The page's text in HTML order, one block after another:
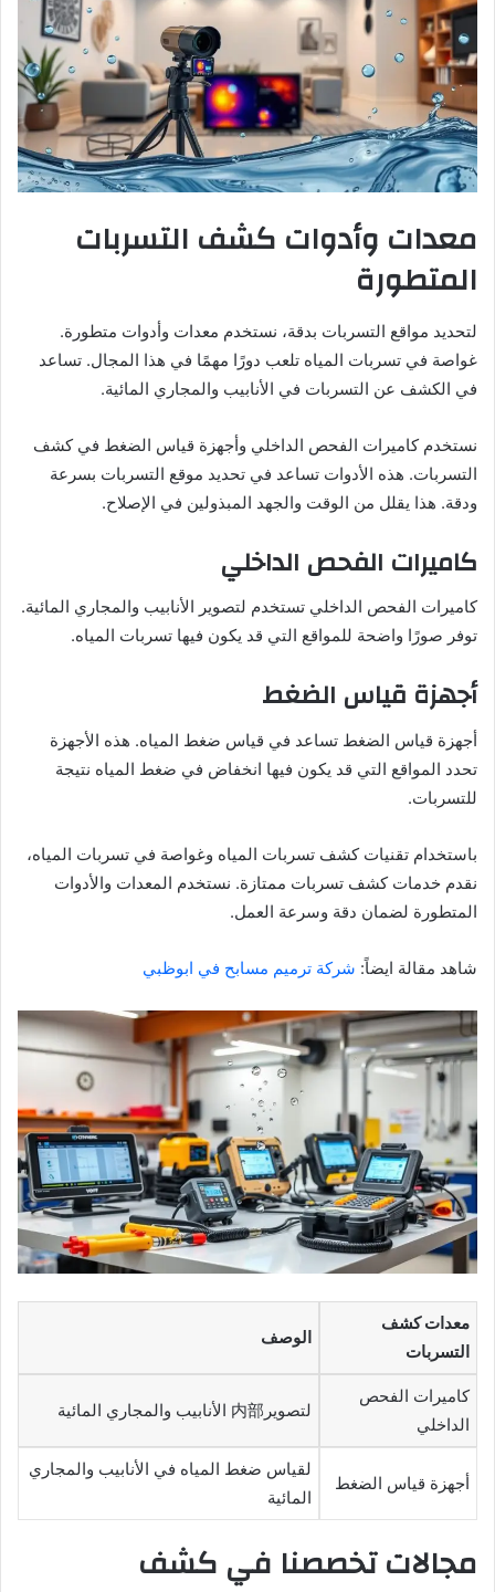
معدات وأدوات كشف التسربات
المتطورة
لتحديد مواقع التسربات بدقة، نستخدم معدات وأدوات متطورة.
غواصة في تسربات المياه تلعب دورًا مهمًا في هذا المجال. تساعد
في الكشف عن التسربات في الأنابيب والمجاري المائية.
نستخدم كاميرات الفحص الداخلي وأجهزة قياس الضغط في كشف
التسربات. هذه الأدوات تساعد في تحديد موقع التسربات بسرعة
ودقة. هذا يقلل من الوقت والجهد المبذولين في الإصلاح.
كاميرات الفحص الداخلي
كاميرات الفحص الداخلي تستخدم لتصوير الأنابيب والمجاري المائية.
توفر صورًا واضحة للمواقع التي قد يكون فيها تسربات المياه.
أجهزة قياس الضغط
أجهزة قياس الضغط تساعد في قياس ضغط المياه. هذه الأجهزة
تحدد المواقع التي قد يكون فيها انخفاض في ضغط المياه نتيجة
للتسربات.
باستخدام تقنيات كشف تسربات المياه وغواصة في تسربات المياه،
نقدم خدمات كشف تسربات ممتازة. نستخدم المعدات والأدوات
المتطورة لضمان دقة وسرعة العمل.
شاهد مقالة ايضاً: شركة ترميم مسابح في ابوظبي
معدات كشف
التسربات
الوصف
كاميرات الفحص
الداخلي
لتصوير内部 الأنابيب والمجاري المائية
أجهزة قياس الضغط
لقياس ضغط المياه في الأنابيب والمجاري
المائية
مجالات تخصصنا في كشف